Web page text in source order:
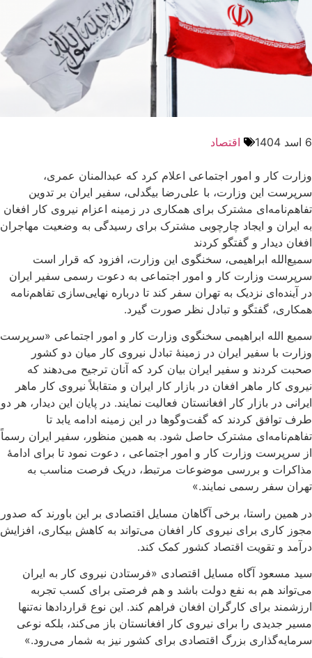
6 اسد 1404 اقتصاد
وزارت کار و امور اجتماعی اعلام کرد که عبدالمنان عمری،
سرپرست این وزارت، با علی‌رضا بیگدلی، سفیر ایران بر تدوین
تفاهم‌نامه‌ای مشترک برای همکاری در زمینه اعزام نیروی کار افغان
به ایران و ایجاد چارچوبی مشترک برای رسیدگی به وضعیت مهاجران
افغان دیدار و گفتگو کردند
سمیع‌الله ابراهیمی، سخنگوی این وزارت، افزود که قرار است
سرپرست وزارت کار و امور اجتماعی به دعوت رسمی سفیر ایران
در آینده‌ای نزدیک به تهران سفر کند تا درباره نهایی‌سازی تفاهم‌نامه
همکاری، گفتگو و تبادل نظر صورت گیرد.
سمیع الله ابراهیمی سخنگوی وزارت کار و امور اجتماعی «سرپرست
وزارت با سفیر ایران در زمینۀ تبادل نیروی کار میان دو کشور
صحبت کردند و سفیر ایران بیان کرد که آنان ترجیح می‌دهند که
نیروی کار ماهر افغان در بازار کار ایران و متقابلاً نیروی کار ماهر
ایرانی در بازار کار افغانستان فعالیت نمایند. در پایان این دیدار، هر دو
طرف توافق کردند که گفت‌وگوها در این زمینه ادامه یابد تا
تفاهم‌نامه‌ای مشترک حاصل شود. به همین منظور، سفیر ایران رسماً
از سرپرست وزارت کار و امور اجتماعی ، دعوت نمود تا برای ادامۀ
مذاکرات و بررسی موضوعات مرتبط، دریک فرصت مناسب به
تهران سفر رسمی نمایند.»
در همین راستا، برخی آگاهان مسایل اقتصادی بر این باورند که صدور
مجوز کاری برای نیروی کار افغان می‌تواند به کاهش بیکاری، افزایش
درآمد و تقویت اقتصاد کشور کمک کند.
سید مسعود آگاه مسایل اقتصادی «فرستادن نیروی کار به ایران
می‌تواند هم به نفع دولت باشد و هم فرصتی برای کسب تجربه‌
ارزشمند برای کارگران افغان فراهم کند. این نوع قراردادها نه‌تنها
مسیر جدیدی را برای نیروی کار افغانستان باز می‌کند، بلکه نوعی
سرمایه‌گذاری بزرگ اقتصادی برای کشور نیز به شمار می‌رود.»